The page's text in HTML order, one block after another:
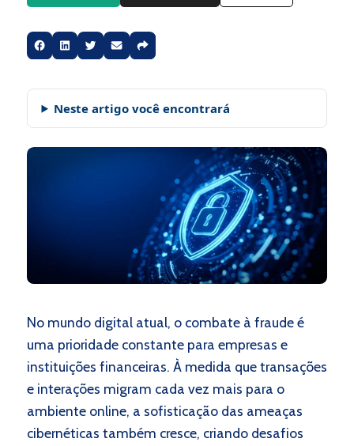
Neste artigo você encontrará
No mundo digital atual, o combate à fraude é
uma prioridade constante para empresas e
instituições financeiras. À medida que transações
e interações migram cada vez mais para o
ambiente online, a sofisticação das ameaças
cibernéticas também cresce, criando desafios